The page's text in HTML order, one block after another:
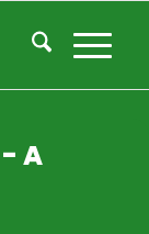
- A